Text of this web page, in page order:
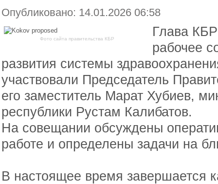
Опубликовано: 14.01.2026 06:58
Фото сайта правительства КБР
Глава
рабочее
развития системы
участвовали Председатель
его заместитель Марат Хубиев,
республики Рустам Калибатов.
На совещании обсуждены
работе и определены задачи на
В настоящее время завершается